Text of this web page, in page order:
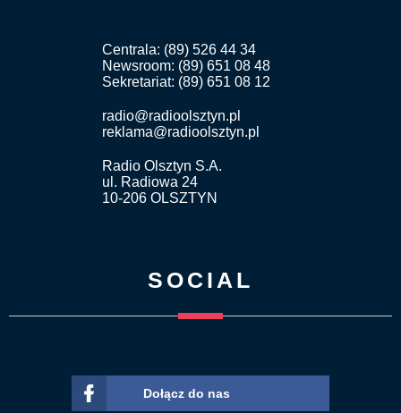
Centrala: (89) 526 44 34
Newsroom: (89) 651 08 48
Sekretariat: (89) 651 08 12
radio@radioolsztyn.pl
reklama@radioolsztyn.pl
Radio Olsztyn S.A.
ul. Radiowa 24
10-206 OLSZTYN
SOCIAL
Dołącz do nas